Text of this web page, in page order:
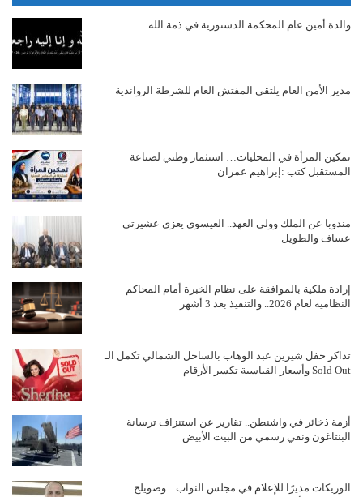
والدة أمين عام المحكمة الدستورية في ذمة الله
مدير الأمن العام يلتقي المفتش العام للشرطة الرواندية
تمكين المرأة في المحليات… استثمار وطني لصناعة
المستقبل كتب :إبراهيم عمران
مندوبا عن الملك وولي العهد.. العيسوي يعزي عشيرتي
عساف والطويل
إرادة ملكية بالموافقة على نظام الخبرة أمام المحاكم
النظامية لعام 2026.. والتنفيذ بعد 3 أشهر
تذاكر حفل شيرين عبد الوهاب بالساحل الشمالي تكمل الـ
Sold Out وأسعار القياسية تكسر الأرقام
أزمة ذخائر في واشنطن.. تقارير عن استنزاف ترسانة
البنتاغون ونفي رسمي من البيت الأبيض
الوريكات مديرًا للإعلام في مجلس النواب .. وصويلح